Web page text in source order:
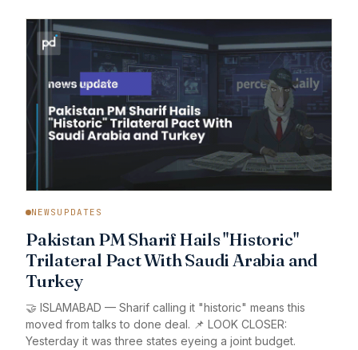
NEWSUPDATES
Pakistan PM Sharif Hails "Historic"
Trilateral Pact With Saudi Arabia and
Turkey
🤝 ISLAMABAD — Sharif calling it "historic" means this
moved from talks to done deal. 📌 LOOK CLOSER:
Yesterday it was three states eyeing a joint budget.